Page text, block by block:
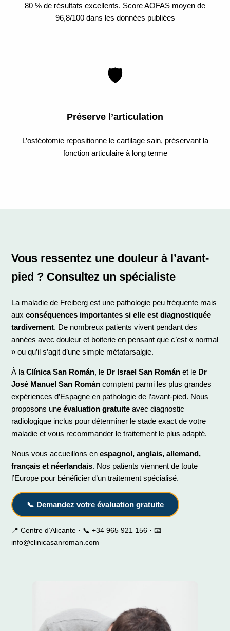
80 % de résultats excellents. Score AOFAS moyen de
96,8/100 dans les données publiées
🛡️
Préserve l’articulation
L’ostéotomie repositionne le cartilage sain, préservant la
fonction articulaire à long terme
Vous ressentez une douleur à l’avant-
pied ? Consultez un spécialiste
La maladie de Freiberg est une pathologie peu fréquente mais
aux conséquences importantes si elle est diagnostiquée
tardivement. De nombreux patients vivent pendant des
années avec douleur et boiterie en pensant que c’est « normal
» ou qu’il s’agit d’une simple métatarsalgie.
À la Clínica San Román, le Dr Israel San Románet le Dr
José Manuel San Románcomptent parmi les plus grandes
expériences d’Espagne en pathologie de l’avant-pied. Nous
proposons une évaluation gratuiteavec diagnostic
radiologique inclus pour déterminer le stade exact de votre
maladie et vous recommander le traitement le plus adapté.
Nous vous accueillons en espagnol, anglais, allemand,
français et néerlandais. Nos patients viennent de toute
l’Europe pour bénéficier d’un traitement spécialisé.
📞 Demandez votre évaluation gratuite
📍 Centre d’Alicante · 📞 +34 965 921 156 · 📧
info@clinicasanroman.com